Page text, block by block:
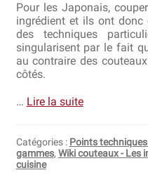
Tous les articles
Trouver mon couteau
Pour les Japonais,
ingrédient et ils ont donc
des techniques
singularisent par le fait
au contraire des
côtés.
… Lire la suite
Catégories : Points
gammes, Wiki couteaux - Les
cuisine